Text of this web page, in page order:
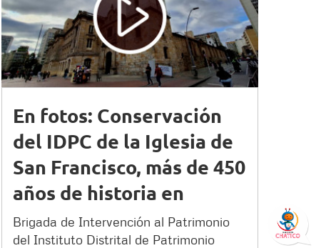
En fotos: Conservación
del IDPC de la Iglesia de
San Francisco, más de 450
años de historia en
Bogotá
Brigada de Intervención al Patrimonio
del Instituto Distrital de Patrimonio